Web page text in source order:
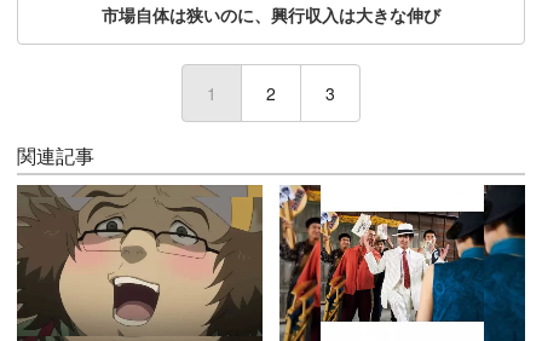
市場自体は狭いのに、興行収入は大きな伸び
1 (current)
2 3
関連記事